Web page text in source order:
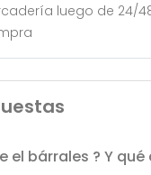
luego de 24/
el bárrales ? Y qué